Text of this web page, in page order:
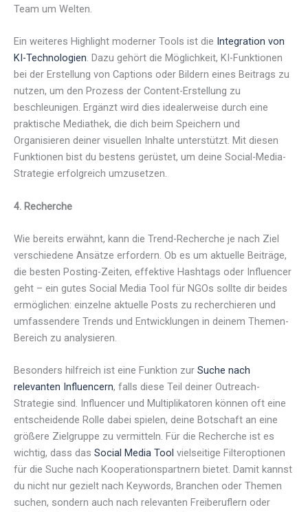
Team um Welten.
Ein weiteres Highlight moderner Tools ist die Integration von
KI-Technologien. Dazu gehört die Möglichkeit, KI-Funktionen
bei der Erstellung von Captions oder Bildern eines Beitrags zu
nutzen, um den Prozess der Content-Erstellung zu
beschleunigen. Ergänzt wird dies idealerweise durch eine
praktische Mediathek, die dich beim Speichern und
Organisieren deiner visuellen Inhalte unterstützt. Mit diesen
Funktionen bist du bestens gerüstet, um deine Social-Media-
Strategie erfolgreich umzusetzen.
4. Recherche
Wie bereits erwähnt, kann die Trend-Recherche je nach Ziel
verschiedene Ansätze erfordern. Ob es um aktuelle Beiträge,
die besten Posting-Zeiten, effektive Hashtags oder Influencer
geht – ein gutes Social Media Tool für NGOs sollte dir beides
ermöglichen: einzelne aktuelle Posts zu recherchieren und
umfassendere Trends und Entwicklungen in deinem Themen-
Bereich zu analysieren.
Besonders hilfreich ist eine Funktion zur Suche nach
relevanten Influencern, falls diese Teil deiner Outreach-
Strategie sind. Influencer und Multiplikatoren können oft eine
entscheidende Rolle dabei spielen, deine Botschaft an eine
größere Zielgruppe zu vermitteln. Für die Recherche ist es
wichtig, dass das Social Media Tool vielseitige Filteroptionen
für die Suche nach Kooperationspartnern bietet. Damit kannst
du nicht nur gezielt nach Keywords, Branchen oder Themen
suchen, sondern auch nach relevanten Freiberuflern oder